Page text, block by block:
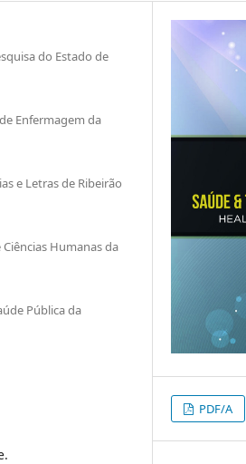
do Estado de
Enfermagem da
e Letras de Ribeirão
Humanas da
Pública da
PDF/A